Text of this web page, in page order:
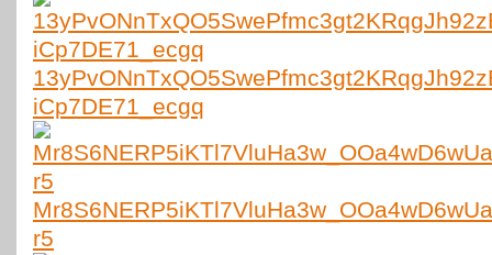
iCp7DE71_ecgq
r5